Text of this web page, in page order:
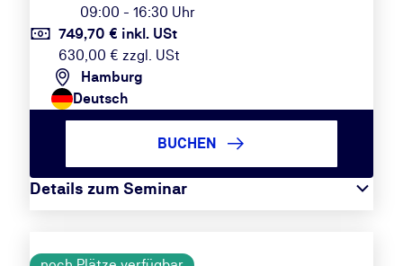
09:00 - 16:30 Uhr
749,70 € inkl. USt
630,00 € zzgl. USt
Hamburg
Deutsch
Details zum Seminar
BUCHEN